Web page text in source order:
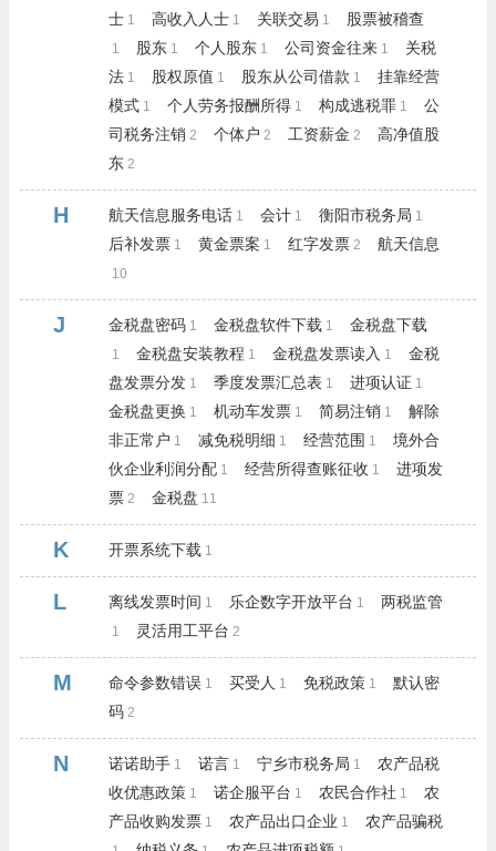
士 1 高收入人士 1 关联交易 1 股票被稽查
1 股东 1 个人股东 1 公司资金往来 1
关税
法 1 股权原值 1 股东从公司借款 1
挂靠经营
模式 1 个人劳务报酬所得 1 构成逃税罪 1
公
司税务注销 2 个体户 2 工资薪金 2
高净值股
东 2
H 航天信息服务电话 1 会计 1 衡阳市税务局 1
后补发票 1 黄金票案 1 红字发票 2 航天信息
10
J 金税盘密码 1 金税盘软件下载 1 金税盘下载
1 金税盘安装教程 1 金税盘发票读入 1
金税
盘发票分发 1 季度发票汇总表 1 进项认证 1
金税盘更换 1 机动车发票 1 简易注销 1
解除
非正常户 1 减免税明细 1 经营范围 1
境外合
伙企业利润分配 1 经营所得查账征收 1
进项发
票 2 金税盘 11
K 开票系统下载 1
L 离线发票时间 1 乐企数字开放平台 1 两税监管
1 灵活用工平台 2
M 命令参数错误 1 买受人 1 免税政策 1
默认密
码 2
N 诺诺助手 1 诺言 1 宁乡市税务局 1
农产品税
收优惠政策 1 诺企服平台 1 农民合作社 1
农
产品收购发票 1 农产品出口企业 1 农产品骗税